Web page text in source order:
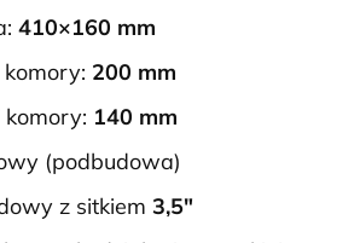
410×160 mm
komory: 200 mm
komory: 140 mm
(podbudowa)
z sitkiem 3,5″